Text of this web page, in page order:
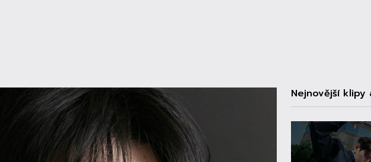
Nejnovější